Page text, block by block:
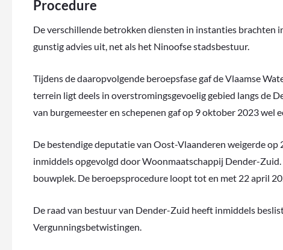
Procedure
De verschillende betrokken diensten in instanties brachten
gunstig advies uit, net als het Ninoofse stadsbestuur.
Tijdens de daaropvolgende beroepsfase gaf de Vlaamse
terrein ligt deels in overstromingsgevoelig gebied langs de
van burgemeester en schepenen gaf op 9 oktober 2023 wel
De bestendige deputatie van Oost-Vlaanderen weigerde
inmiddels opgevolgd door Woonmaatschappij Dender-
bouwplek. De beroepsprocedure loopt tot en met 22 april
De raad van bestuur van Dender-Zuid heeft inmiddels
Vergunningsbetwistingen.